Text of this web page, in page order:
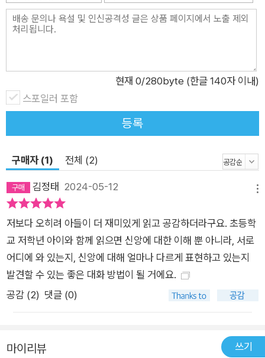
들여 듣지도 않는 듯했지만, 나중에 아이가 컸을 때, ‘네가 이런
질문을 했었단다. 엄마, 아빠와 이런 식으로 대화를 나눴었지’ 하
서 발견할 수 있다. 나의 아이뿐 아니라 세상 모든 아이들을 누구
보다 사랑하시는 하나님을, 모든 아이들이 즐겁고 인격적으로 만
날 수 있다면 그보다 행복한 일은 없을 것이다! 책은 아이와 양육
자가 함께 읽어도 될 수 있게 만화로 구성했고, 각 장 끝에는 아이
서 가져온 인용문이 추가된 에세이를 수록하여, 본문에 대한 이해
주지는 못한다. 추천사를 쓴 이정규 목사의 말대로 우리 모두 하
나님의 자녀로서 계속해서 하나님을 알아 가는 중이기 때문이다.
그렇지만 각자 자신만의 답을 찾으려 노력하는 가운데, 아이와 부
모가 함께 신앙이 성숙해지는 삶을 살아갈 수 있을 것이다. “때론
멀어지기도 하고 넘어져 보기도 하고, 그러면서 하나님을 더욱 알
아 가는 거야. 아마 오랜 시간이 걸릴 거야. 엄마도 아빠도 아직
가는 중이거든.” _본문 중에서 ■ 주요 독자 ‧ 아이가 자신만의 하
나님을 만날 수 있도록 이끌어 주고 싶은 양육자 ‧ 현실에서 마주
하고 대화하며 배움의 장을 열어 가고 싶은 교회 학교 교사, 리더,
현재 0/280byte (한글 140자 이내)
스포일러 포함
등록
구매자 (1) 전체 (2)
김정태 2024-05-12
저보다 오히려 아들이 더 재미있게 읽고 공감하더라구요. 초등학
교 저학년 아이와 함께 읽으면 신앙에 대한 이해 뿐 아니라, 서로
어디에 와 있는지, 신앙에 대해 얼마나 다르게 표현하고 있는지
발견할 수 있는 좋은 대화 방법이 될 거에요.
공감 (2) 댓글 (0)
마이리뷰 쓰기